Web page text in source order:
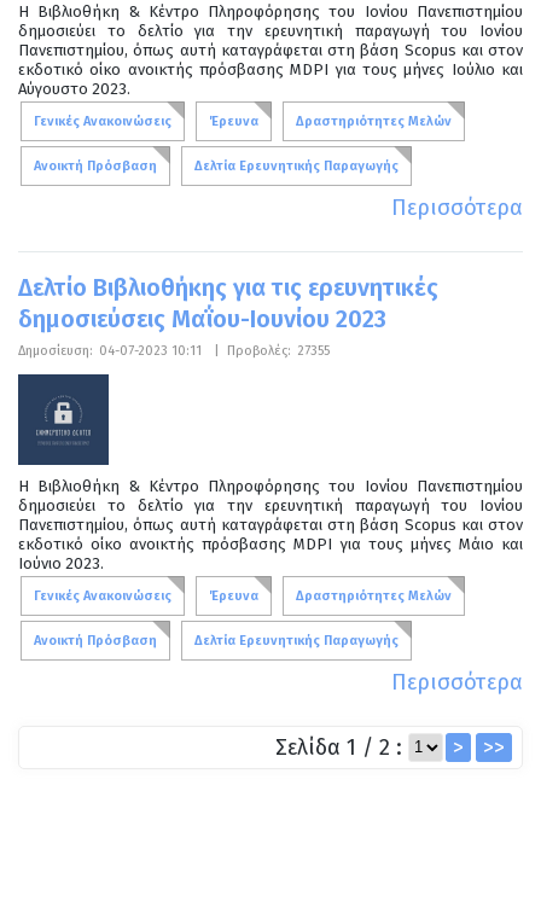
Η Βιβλιοθήκη & Κέντρο Πληροφόρησης του Ιονίου Πανεπιστημίου
δημοσιεύει το δελτίο για την ερευνητική παραγωγή του Ιονίου
Πανεπιστημίου, όπως αυτή καταγράφεται στη βάση Scopus και στον
εκδοτικό οίκο ανοικτής πρόσβασης MDPI για τους μήνες Ιούλιο και
Αύγουστο 2023.
Γενικές Ανακοινώσεις Έρευνα Δραστηριότητες Μελών
Ανοικτή Πρόσβαση Δελτία Ερευνητικής Παραγωγής
Περισσότερα
Δελτίο Βιβλιοθήκης για τις ερευνητικές
δημοσιεύσεις Μαΐου-Ιουνίου 2023
Δημοσίευση: 04-07-2023 10:11 Προβολές: 27355
Η Βιβλιοθήκη & Κέντρο Πληροφόρησης του Ιονίου Πανεπιστημίου
δημοσιεύει το δελτίο για την ερευνητική παραγωγή του Ιονίου
Πανεπιστημίου, όπως αυτή καταγράφεται στη βάση Scopus και στον
εκδοτικό οίκο ανοικτής πρόσβασης MDPI για τους μήνες Μάιο και
Ιούνιο 2023.
Γενικές Ανακοινώσεις Έρευνα Δραστηριότητες Μελών
Ανοικτή Πρόσβαση Δελτία Ερευνητικής Παραγωγής
Περισσότερα
Σελίδα 1 / 2 : > >>